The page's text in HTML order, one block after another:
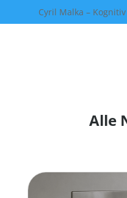
Cyril Malka –
Alle